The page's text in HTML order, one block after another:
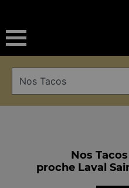
Nos
proche Laval